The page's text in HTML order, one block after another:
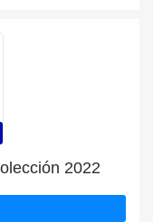
2022